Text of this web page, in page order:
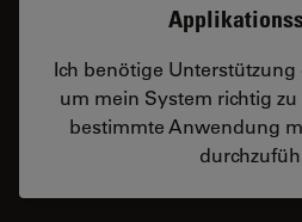
Ich benötige
um mein System richtig
bestimmte Anwendung